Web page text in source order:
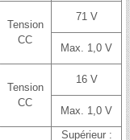
Tension
CC
71 V
Max. 1,0 V
Tension
CC
16 V
Max. 1,0 V
Supérieur :